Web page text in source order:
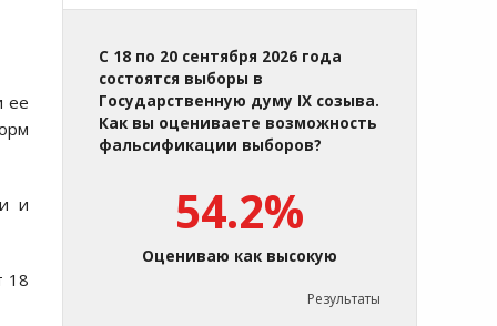
ее
и
18
С 18 по 20 сентября 2026 года
состоятся выборы в
Государственную думу IX созыва.
Как вы оцениваете возможность
фальсификации выборов?
54.2%
Оцениваю как высокую
Результаты